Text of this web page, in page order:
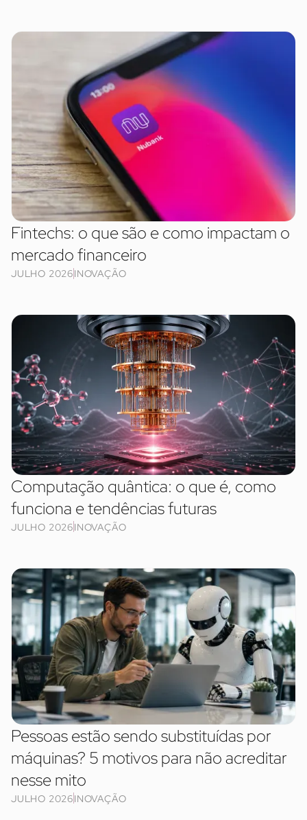
Fintechs: o que são e como impactam o
mercado financeiro
JULHO 2026INOVAÇÃO
Computação quântica: o que é, como
funciona e tendências futuras
JULHO 2026INOVAÇÃO
Pessoas estão sendo substituídas por
máquinas? 5 motivos para não acreditar
nesse mito
JULHO 2026INOVAÇÃO